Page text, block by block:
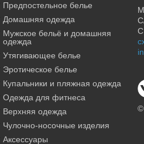
Предпостельное белье
Домашняя одежда
Мужское бельё и домашняя
одежда
Утягивающее белье
Эротическое белье
Купальники и пляжная одежда
Одежда для фитнеса
Верхняя одежда
Чулочно-носочные изделия
Аксессуары
С
©